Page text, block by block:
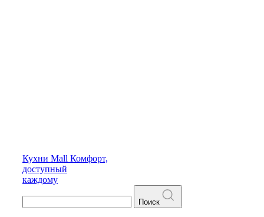
Кухни Mall Комфорт,
доступный
каждому
Поиск